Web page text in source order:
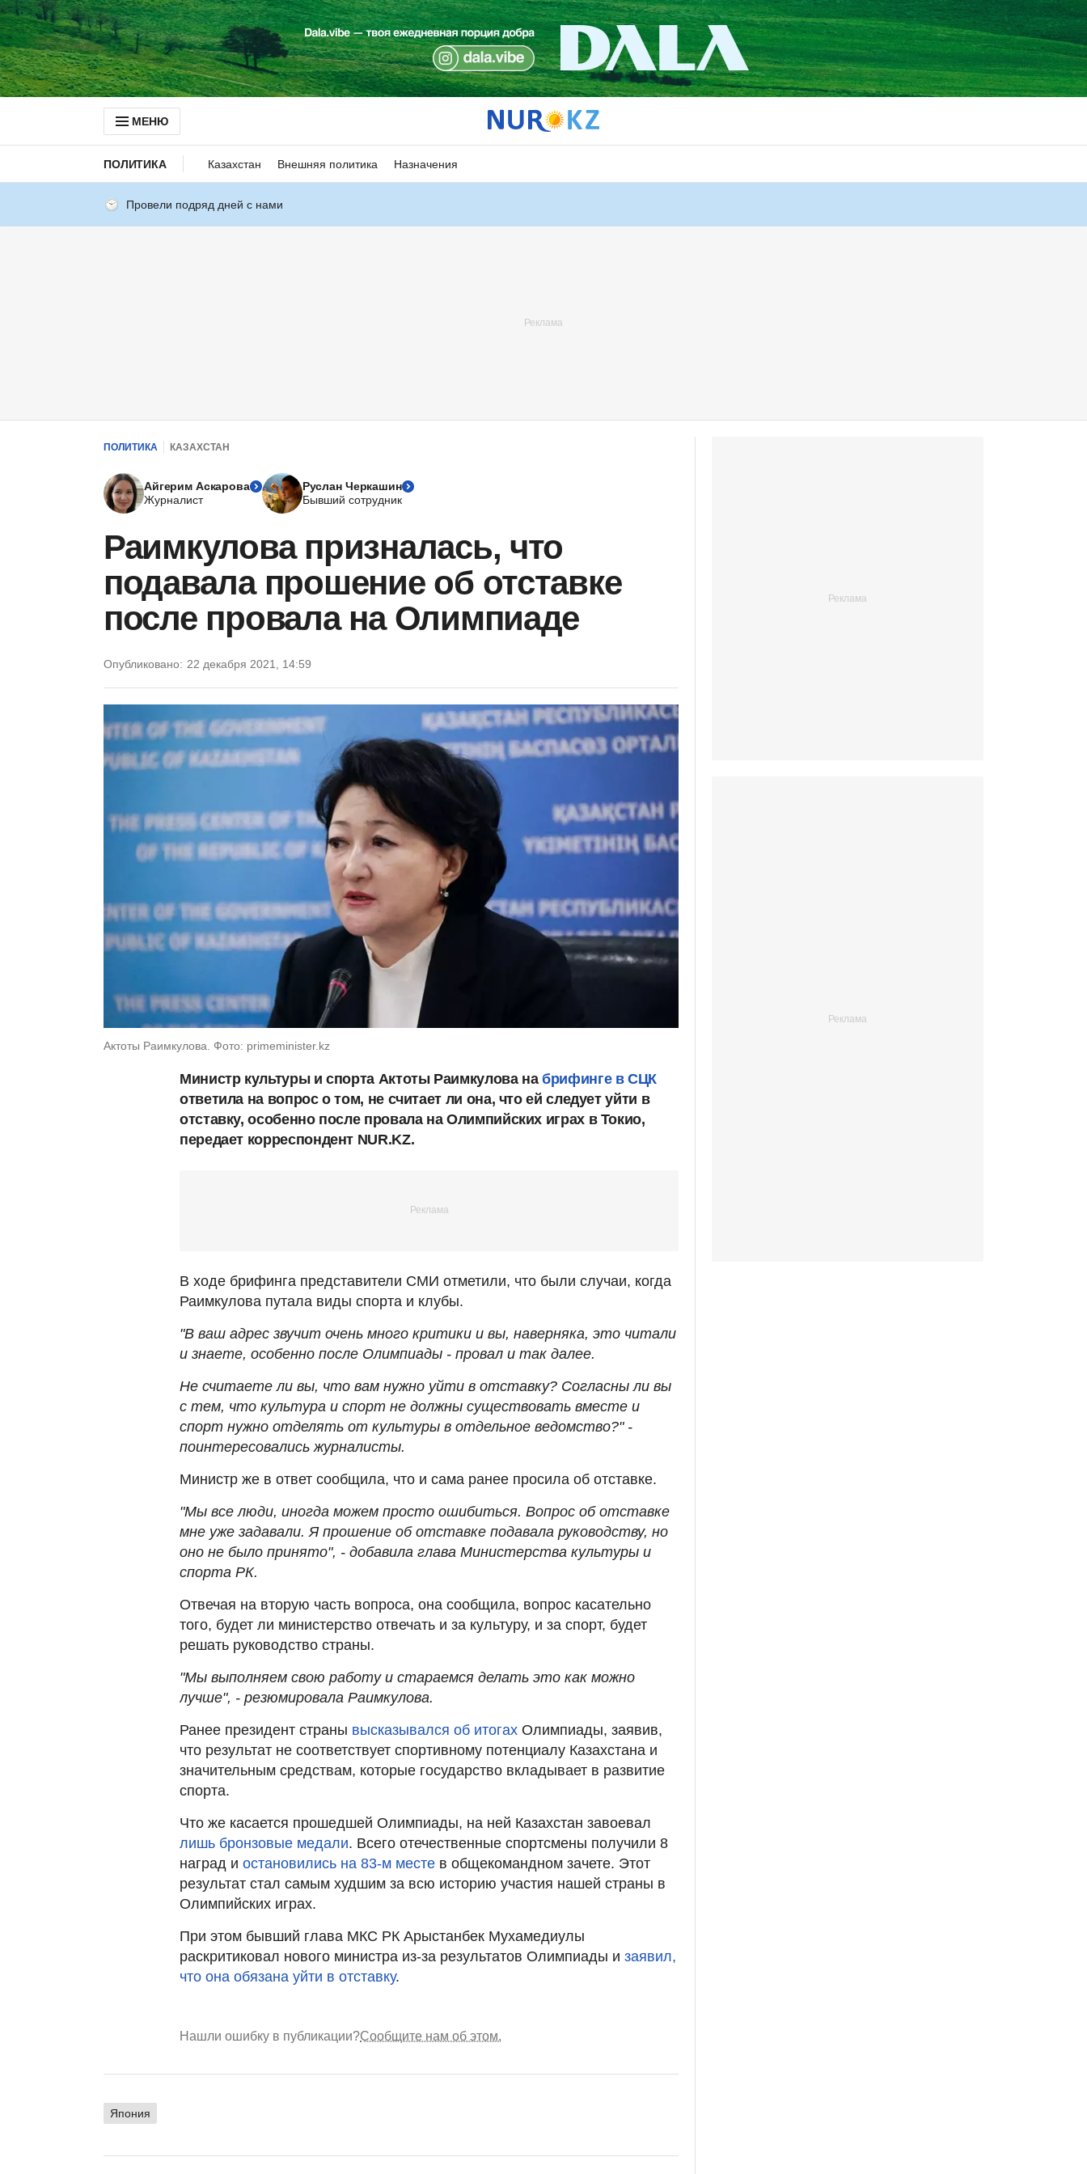
МЕНЮ
ПОЛИТИКА Казахстан Внешняя политика Назначения
Провели подряд дней с нами
ПОЛИТИКА КАЗАХСТАН
Айгерим Аскарова
Журналист
Руслан Черкашин
Бывший сотрудник
Раимкулова призналась, что
подавала прошение об отставке
после провала на Олимпиаде
Опубликовано: 22 декабря 2021, 14:59
Актоты Раимкулова. Фото: primeminister.kz
Министр культуры и спорта Актоты Раимкулова набрифинге в СЦК
ответила на вопрос о том, не считает ли она, что ей следует уйти в
отставку, особенно после провала на Олимпийских играх в Токио,
передает корреспондент NUR.KZ.
В ходе брифинга представители СМИ отметили, что были случаи, когда
Раимкулова путала виды спорта и клубы.
"В ваш адрес звучит очень много критики и вы, наверняка, это читали
и знаете, особенно после Олимпиады - провал и так далее.
Не считаете ли вы, что вам нужно уйти в отставку? Согласны ли вы
с тем, что культура и спорт не должны существовать вместе и
спорт нужно отделять от культуры в отдельное ведомство?" -
поинтересовались журналисты.
Министр же в ответ сообщила, что и сама ранее просила об отставке.
"Мы все люди, иногда можем просто ошибиться. Вопрос об отставке
мне уже задавали. Я прошение об отставке подавала руководству, но
оно не было принято", - добавила глава Министерства культуры и
спорта РК.
Отвечая на вторую часть вопроса, она сообщила, вопрос касательно
того, будет ли министерство отвечать и за культуру, и за спорт, будет
решать руководство страны.
"Мы выполняем свою работу и стараемся делать это как можно
лучше", - резюмировала Раимкулова.
Ранее президент страны высказывался об итогах Олимпиады, заявив,
что результат не соответствует спортивному потенциалу Казахстана и
значительным средствам, которые государство вкладывает в развитие
спорта.
Что же касается прошедшей Олимпиады, на ней Казахстан завоевал
лишь бронзовые медали. Всего отечественные спортсмены получили 8
наград и остановились на 83-м месте в общекомандном зачете. Этот
результат стал самым худшим за всю историю участия нашей страны в
Олимпийских играх.
При этом бывший глава МКС РК Арыстанбек Мухамедиулы
раскритиковал нового министра из-за результатов Олимпиады и заявил,
что она обязана уйти в отставку.
Нашли ошибку в публикации?Сообщите нам об этом.
Япония